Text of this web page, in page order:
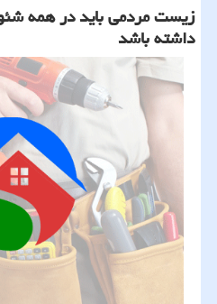
زیست مردمی باید در همه
داشته باشد